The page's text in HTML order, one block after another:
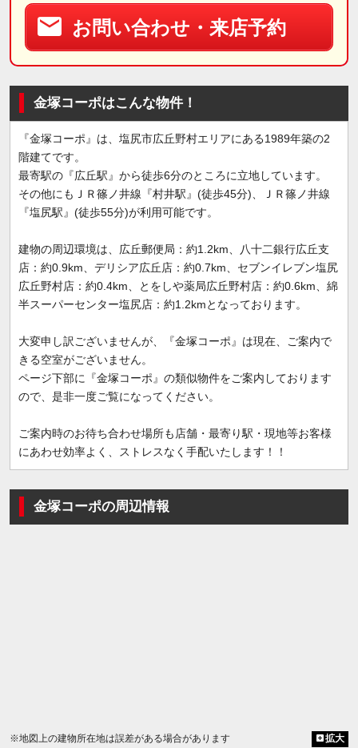
お問い合わせ・来店予約
金塚コーポはこんな物件！
『金塚コーポ』は、塩尻市広丘野村エリアにある1989年築の2
階建てです。
最寄駅の『広丘駅』から徒歩6分のところに立地しています。
その他にもＪＲ篠ノ井線『村井駅』(徒歩45分)、ＪＲ篠ノ井線
『塩尻駅』(徒歩55分)が利用可能です。
建物の周辺環境は、広丘郵便局：約1.2km、八十二銀行広丘支
店：約0.9km、デリシア広丘店：約0.7km、セブンイレブン塩尻
広丘野村店：約0.4km、とをしや薬局広丘野村店：約0.6km、綿
半スーパーセンター塩尻店：約1.2kmとなっております。
大変申し訳ございませんが、『金塚コーポ』は現在、ご案内で
きる空室がございません。
ページ下部に『金塚コーポ』の類似物件をご案内しております
ので、是非一度ご覧になってください。
ご案内時のお待ち合わせ場所も店舗・最寄り駅・現地等お客様
にあわせ効率よく、ストレスなく手配いたします！！
金塚コーポの周辺情報
※地図上の建物所在地は誤差がある場合があります 拡大